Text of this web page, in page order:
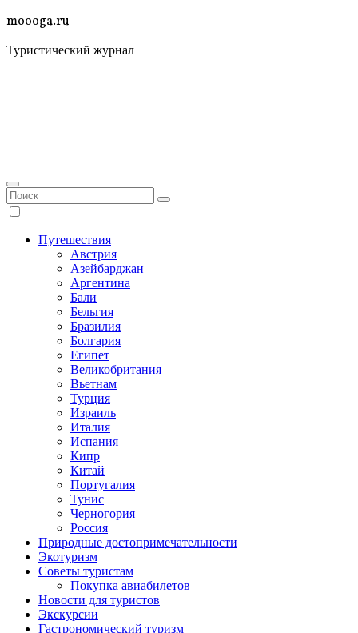
moooga.ru
Туристический журнал
Путешествия
Австрия
Азейбарджан
Аргентина
Бали
Бельгия
Бразилия
Болгария
Египет
Великобритания
Вьетнам
Турция
Израиль
Италия
Испания
Кипр
Китай
Португалия
Тунис
Черногория
Россия
Природные достопримечательности
Экотуризм
Советы туристам
Покупка авиабилетов
Новости для туристов
Экскурсии
Гастрономический туризм